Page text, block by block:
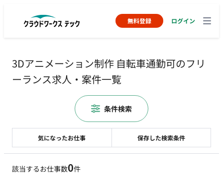
無料登録 ログイン
3Dアニメーション制作 自転車通勤可のフリ
ーランス求人・案件一覧
該当するお仕事数0件
気になったお仕事 保存した検索条件
条件検索